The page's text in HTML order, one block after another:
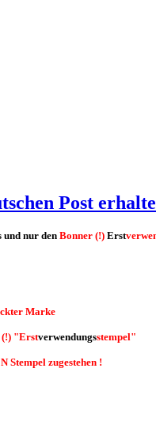
Post
und nur den Bonner (!) Erst
Marke
(!) "Erstverwendungsstempel"
Stempel zugestehen !